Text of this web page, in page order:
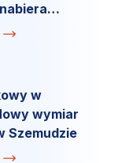
w
wymiar
Szemudzie